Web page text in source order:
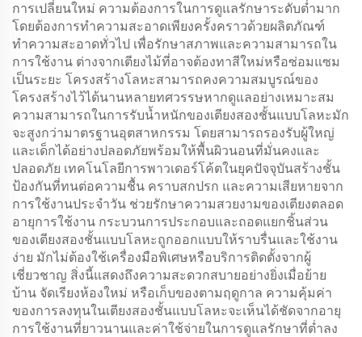
การเปลี่ยนใหม่ ความต้องการในการดูแลรักษาระดับต่ำมาก
โดยต้องการทำความสะอาดเพียงครั้งคราวด้วยผลิตภัณฑ์
ทำความสะอาดทั่วไป เพื่อรักษาสภาพและความสามารถใน
การใช้งาน ต่างจากเตียงไม้ที่อาจต้องทาสีใหม่หรือซ่อมแซม
เป็นระยะ โครงสร้างโลหะสามารถคงความสมบูรณ์ของ
โครงสร้างไว้ได้นานหลายทศวรรษหากดูแลอย่างเหมาะสม
ความสามารถในการรับน้ำหนักของเตียงสองชั้นแบบโลหะมัก
จะสูงกว่ามาตรฐานอุตสาหกรรม โดยสามารถรองรับผู้ใหญ่
และเด็กได้อย่างปลอดภัยพร้อมให้พื้นผิวนอนที่มั่นคงและ
ปลอดภัย เทคโนโลยีการพาวเดอร์โค้ตในยุคปัจจุบันสร้างชั้น
ป้องกันที่ทนต่อความชื้น คราบสกปรก และความเสียหายจาก
การใช้งานประจำวัน ช่วยรักษาความสวยงามของเตียงตลอด
อายุการใช้งาน กระบวนการประกอบและถอดแยกชิ้นส่วน
ของเตียงสองชั้นแบบโลหะถูกออกแบบให้ราบรื่นและใช้งาน
ง่าย มักไม่ต้องใช้เครื่องมือพิเศษหรือบริการติดตั้งจากผู้
เชี่ยวชาญ สิ่งนี้แสดงถึงความสะดวกสบายอย่างยิ่งเมื่อย้าย
บ้าน จัดเรียงห้องใหม่ หรือเก็บของตามฤดูกาล ความคุ้มค่า
ของการลงทุนในเตียงสองชั้นแบบโลหะจะเห็นได้ชัดจากอายุ
การใช้งานที่ยาวนานและค่าใช้จ่ายในการดูแลรักษาที่ต่ำลง